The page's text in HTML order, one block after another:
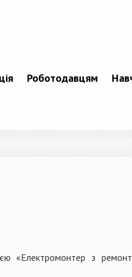
Роботодавцям
«Електромонтер з